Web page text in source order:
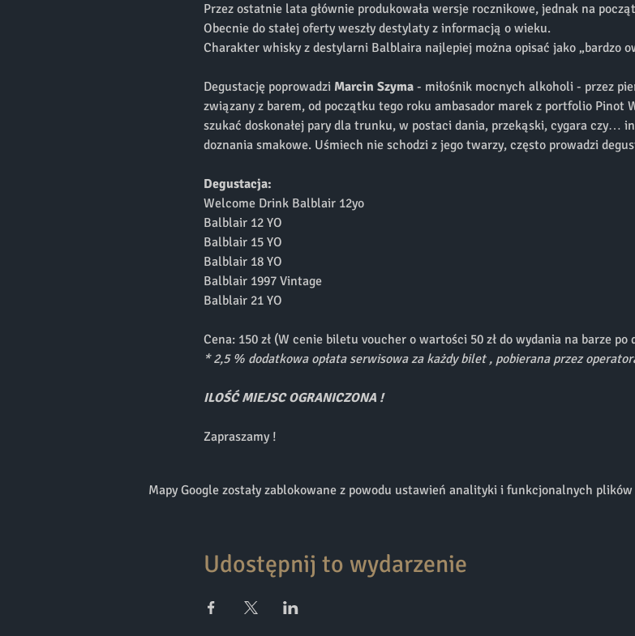
Przez ostatnie lata głównie produkowała wersje rocznikowe, jednak na
Obecnie do stałej oferty weszły destylaty z informacją o wieku.
Charakter whisky z destylarni Balblaira najlepiej można opisać jako „bardzo
Degustację poprowadzi Marcin Szyma - miłośnik mocnych alkoholi - przez
związany z barem, od początku tego roku ambasador marek z portfolio Pinot
szukać doskonałej pary dla trunku, w postaci dania, przekąski, cygara czy…
doznania smakowe. Uśmiech nie schodzi z jego twarzy, często prowadzi
Degustacja:
Welcome Drink Balblair 12yo
Balblair 12 YO
Balblair 15 YO
Balblair 18 YO
Balblair 1997 Vintage
Balblair 21 YO
Cena: 150 zł (W cenie biletu voucher o wartości 50 zł do wydania na barze po
* 2,5 % dodatkowa opłata serwisowa za każdy bilet , pobierana przez
ILOŚĆ MIEJSC OGRANICZONA !
Zapraszamy !
Mapy Google zostały zablokowane z powodu ustawień analityki i funkcjonalnych
Udostępnij to wydarzenie